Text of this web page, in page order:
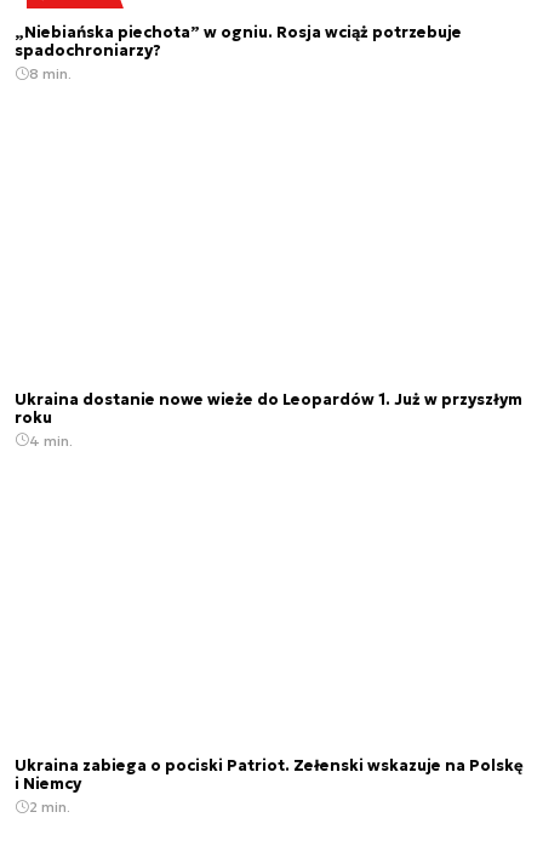
„Niebiańska piechota” w ogniu. Rosja wciąż potrzebuje
spadochroniarzy?
8 min.
Ukraina dostanie nowe wieże do Leopardów 1. Już w przyszłym
roku
4 min.
Ukraina zabiega o pociski Patriot. Zełenski wskazuje na Polskę
i Niemcy
2 min.